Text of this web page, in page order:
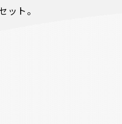
ト。